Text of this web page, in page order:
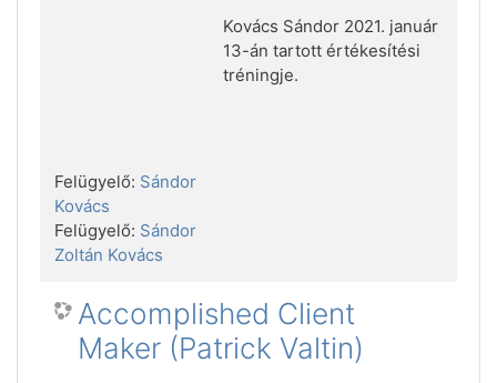
Kovács Sándor 2021. január
13-án tartott értékesítési
tréningje.
Felügyelő: Sándor
Kovács
Felügyelő: Sándor
Zoltán Kovács
Accomplished Client
Maker (Patrick Valtin)